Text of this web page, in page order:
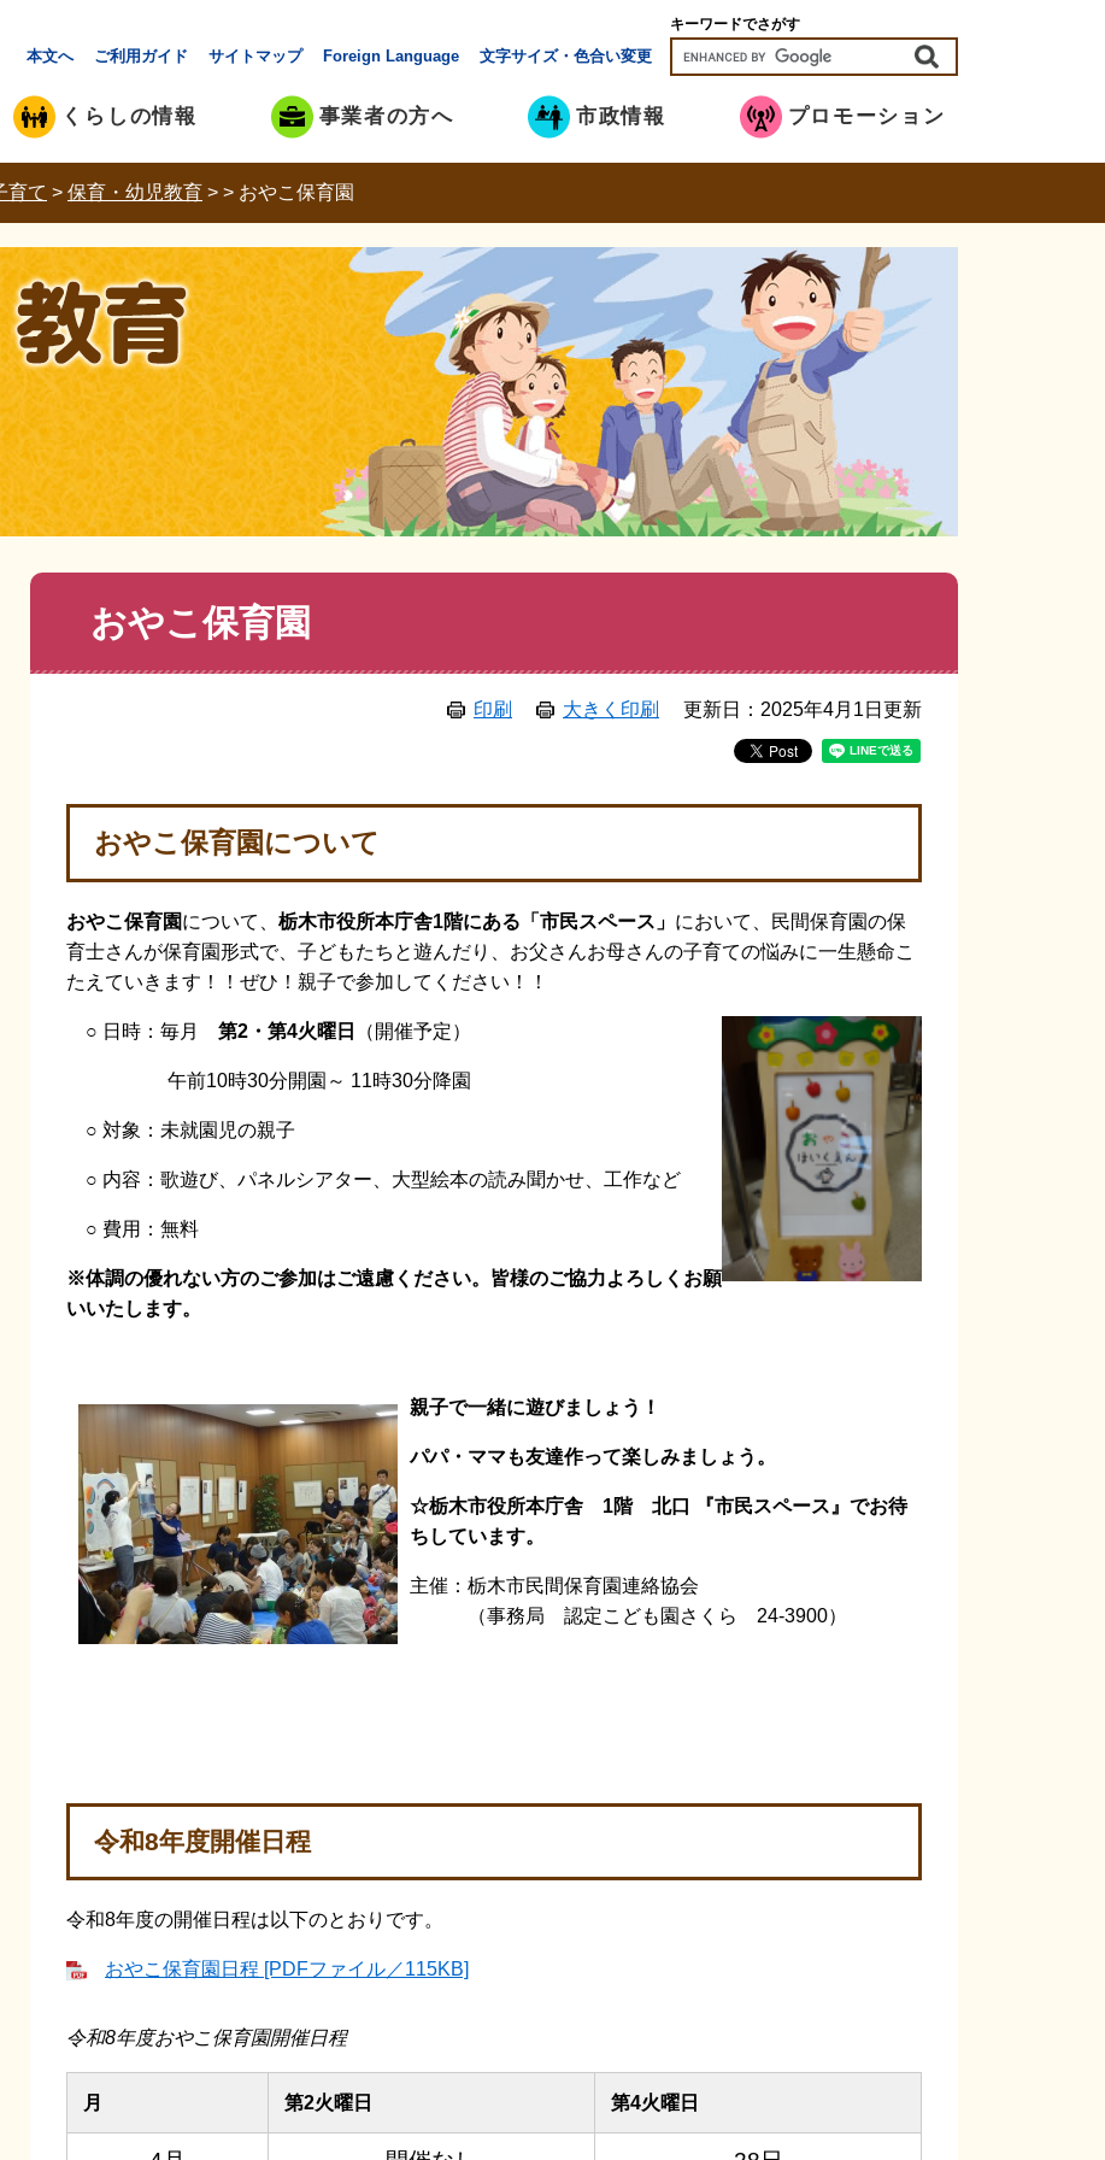
本文へ ご利用ガイド サイトマップ Foreign Language 文字サイズ・色合い変更
キーワードでさがす
くらしの情報 事業者の方へ 市政情報 プロモーション
育て > 保育・幼児教育 > > おやこ保育園
おやこ保育園
印刷 大きく印刷 更新日：2025年4月1日更新
おやこ保育園について
おやこ保育園について、 栃木市役所本庁舎1階にある「市民スペース」 において、民間保育園の保
育士さんが保育園形式で、子どもたちと遊んだり、お父さんお母さんの子育ての悩みに一生懸命こ
たえていきます！！ぜひ！親子で参加してください！！
○ 日時：毎月 第2・第4火曜日 （開催予定）
午前10時30分開園～ 11時30分降園
○ 対象：未就園児の親子
○ 内容：歌遊び、パネルシアター、大型絵本の読み聞かせ、工作など
○ 費用：無料
※体調の優れない方のご参加はご遠慮ください。皆様のご協力よろしくお願
いいたします。
親子で一緒に遊びましょう！
パパ・ママも友達作って楽しみましょう。
☆栃木市役所本庁舎 1階 北口
『市民スペース』でお待
ちしています。
主催：栃木市民間保育園連絡協会
（事務局 認定こども園さくら 24-3900）
令和8年度開催日程
令和8年度の開催日程は以下のとおりです。
おやこ保育園日程 [PDFファイル／115KB]
令和8年度おやこ保育園開催日程
月 第2火曜日 第4火曜日